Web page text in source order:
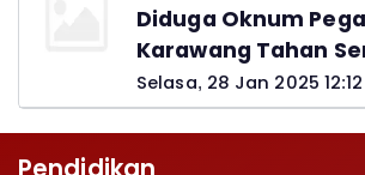
Diduga Oknum
Karawang Tahan
Pemohon PTSL
Selasa, 28 Jan 2025 12:12